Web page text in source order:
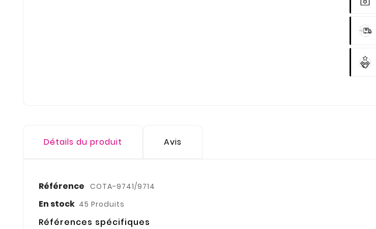
Détails du produit Avis
Référence COTA-9741/9714
En stock 45 Produits
Références spécifiques